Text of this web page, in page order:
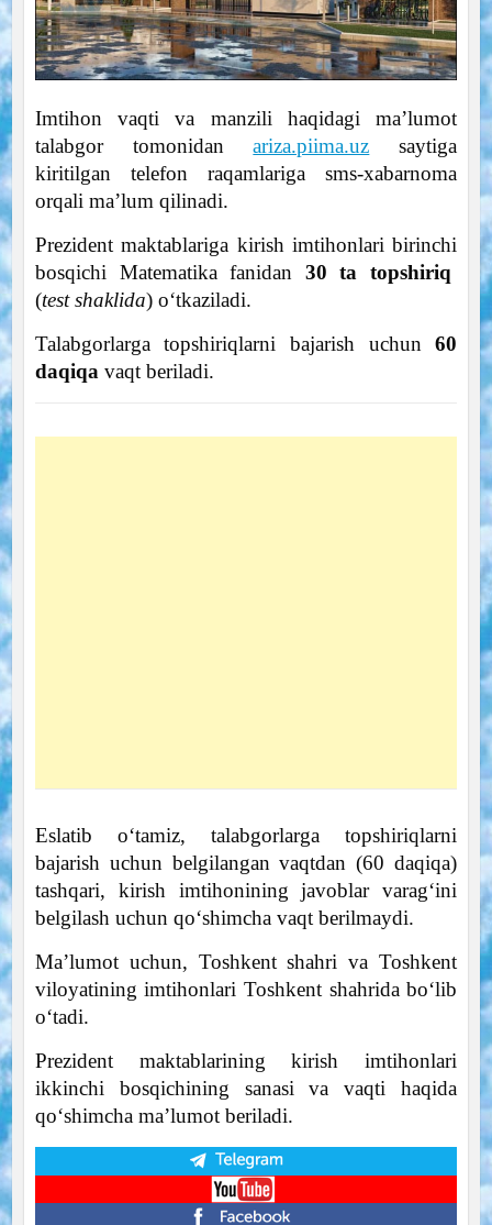
Imtihon vaqti va manzili haqidagi ma’lumot
talabgor tomonidanariza.piima.uz saytiga
kiritilgan telefon raqamlariga sms-xabarnoma
orqali ma’lum qilinadi.
Prezident maktablariga kirish imtihonlari birinchi
bosqichi Matematika fanidan 30 ta topshiriq
(test shaklida) o‘tkaziladi.
Talabgorlarga topshiriqlarni bajarish uchun60
daqiqavaqt beriladi.
Eslatib o‘tamiz, talabgorlarga topshiriqlarni
bajarish uchun belgilangan vaqtdan (60 daqiqa)
tashqari, kirish imtihonining javoblar varag‘ini
belgilash uchun qo‘shimcha vaqt berilmaydi.
Maʼlumot uchun, Toshkent shahri va Toshkent
viloyatining imtihonlari Toshkent shahrida boʻlib
oʻtadi.
Prezident maktablarining kirish imtihonlari
ikkinchi bosqichining sanasi va vaqti haqida
qo‘shimcha ma’lumot beriladi.